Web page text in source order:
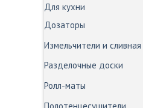
Для кухни
Дозаторы
Измельчители и
Разделочные доски
Ролл-маты